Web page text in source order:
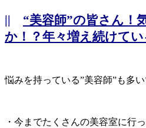
|| “美容師”の皆さん！
か！？年々増え続けて
悩みを持っている”美容師”も多
・今までたくさんの美容室に行